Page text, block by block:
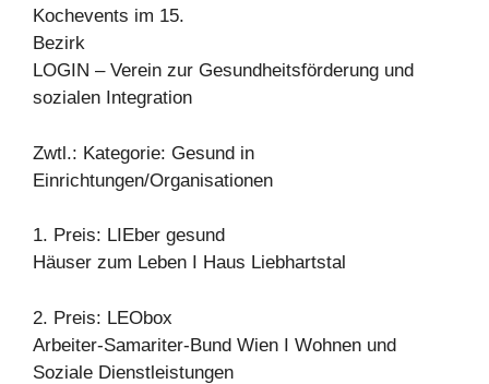
Kochevents im 15.
Bezirk
LOGIN – Verein zur Gesundheitsförderung und
sozialen Integration
Zwtl.: Kategorie: Gesund in
Einrichtungen/Organisationen
1. Preis: LIEber gesund
Häuser zum Leben I Haus Liebhartstal
2. Preis: LEObox
Arbeiter-Samariter-Bund Wien I Wohnen und
Soziale Dienstleistungen